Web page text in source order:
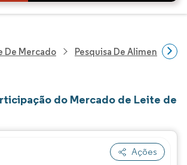
De Mercado Pesquisa De Alimentos E
do Mercado de Leite de
Ações